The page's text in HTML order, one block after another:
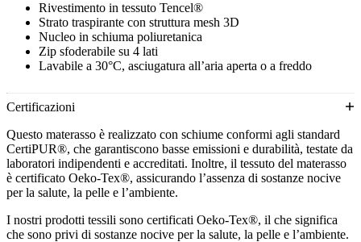
Rivestimento in tessuto Tencel®
Strato traspirante con struttura mesh 3D
Nucleo in schiuma poliuretanica
Zip sfoderabile su 4 lati
Lavabile a 30°C, asciugatura all’aria aperta o a freddo
Certificazioni
Questo materasso è realizzato con schiume conformi agli standard
CertiPUR®, che garantiscono basse emissioni e durabilità, testate da
laboratori indipendenti e accreditati. Inoltre, il tessuto del materasso
è certificato Oeko-Tex®, assicurando l’assenza di sostanze nocive
per la salute, la pelle e l’ambiente.
I nostri prodotti tessili sono certificati Oeko-Tex®, il che significa
che sono privi di sostanze nocive per la salute, la pelle e l’ambiente.